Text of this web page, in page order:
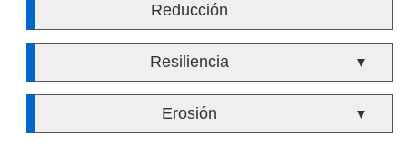
Reducción
Resiliencia ▼
Erosión ▼